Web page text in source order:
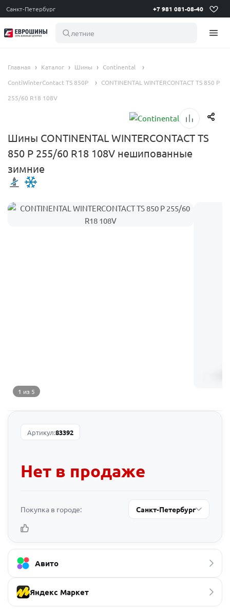
Санкт-Петербург +7 981 081-08-40
летние шины
Главная Каталог Шины
Continental
ContiWinterContact TS 850P
CONTINENTAL WINTERCONTACT TS 850 P
255/60 R18 108V
Шины CONTINENTAL WINTERCONTACT TS
850 P 255/60 R18 108V нешипованные
зимние
1 из 5
Артикул:83392
Нет в продаже
Покупка в городе: Санкт-Петербург
Авито
Яндекс Маркет